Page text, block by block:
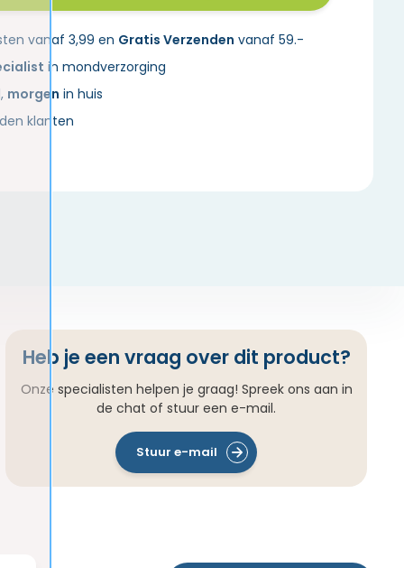
vanaf 3,99 en Gratis Verzenden vanaf 59.-
in mondverzorging
morgen in huis
klanten
Heb je een vraag over dit product?
Onze specialisten helpen je graag! Spreek ons aan in
de chat of stuur een e-mail.
Stuur e-mail